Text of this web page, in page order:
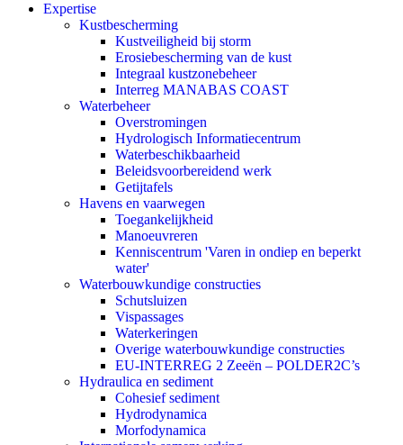
Expertise
Kustbescherming
Kustveiligheid bij storm
Erosiebescherming van de kust
Integraal kustzonebeheer
Interreg MANABAS COAST
Waterbeheer
Overstromingen
Hydrologisch Informatiecentrum
Waterbeschikbaarheid
Beleidsvoorbereidend werk
Getijtafels
Havens en vaarwegen
Toegankelijkheid
Manoeuvreren
Kenniscentrum 'Varen in ondiep en beperkt
water'
Waterbouwkundige constructies
Schutsluizen
Vispassages
Waterkeringen
Overige waterbouwkundige constructies
EU-INTERREG 2 Zeeën – POLDER2C’s
Hydraulica en sediment
Cohesief sediment
Hydrodynamica
Morfodynamica